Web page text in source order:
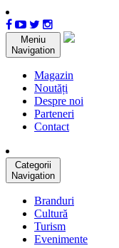
Meniu
Navigation
Magazin
Noutăți
Despre noi
Parteneri
Contact
Categorii
Navigation
Branduri
Cultură
Turism
Evenimente